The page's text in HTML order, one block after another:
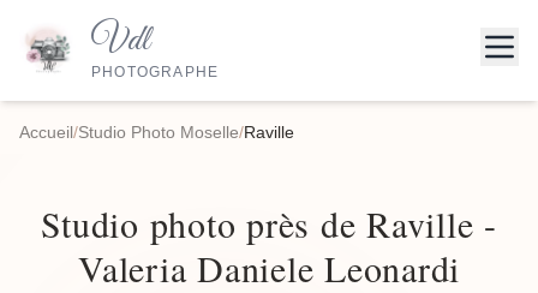
Vdl
PHOTOGRAPHE
Accueil/Studio Photo Moselle/Raville
Studio photo près de Raville -
Valeria Daniele Leonardi